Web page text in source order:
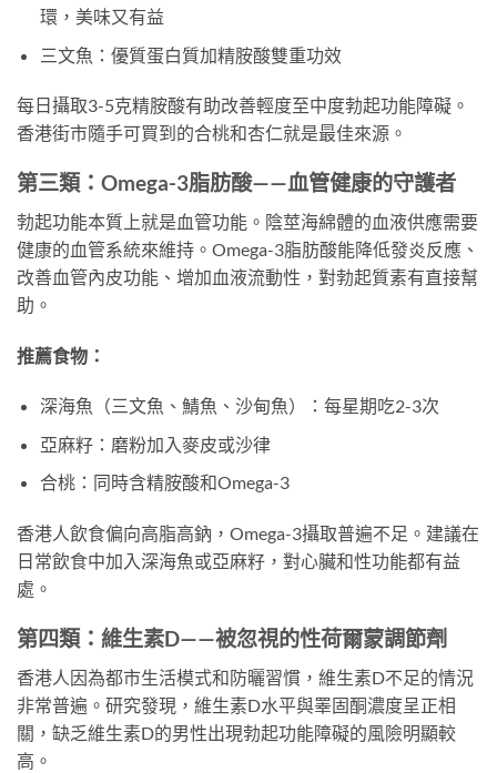
環，美味又有益
三文魚：優質蛋白質加精胺酸雙重功效
每日攝取3-5克精胺酸有助改善輕度至中度勃起功能障礙。
香港街市隨手可買到的合桃和杏仁就是最佳來源。
第三類：Omega-3脂肪酸——血管健康的守護者
勃起功能本質上就是血管功能。陰莖海綿體的血液供應需要
健康的血管系統來維持。Omega-3脂肪酸能降低發炎反應、
改善血管內皮功能、增加血液流動性，對勃起質素有直接幫
助。
推薦食物：
深海魚（三文魚、鯖魚、沙甸魚）：每星期吃2-3次
亞麻籽：磨粉加入麥皮或沙律
合桃：同時含精胺酸和Omega-3
香港人飲食偏向高脂高鈉，Omega-3攝取普遍不足。建議在
日常飲食中加入深海魚或亞麻籽，對心臟和性功能都有益
處。
第四類：維生素D——被忽視的性荷爾蒙調節劑
香港人因為都市生活模式和防曬習慣，維生素D不足的情況
非常普遍。研究發現，維生素D水平與睪固酮濃度呈正相
關，缺乏維生素D的男性出現勃起功能障礙的風險明顯較
高。